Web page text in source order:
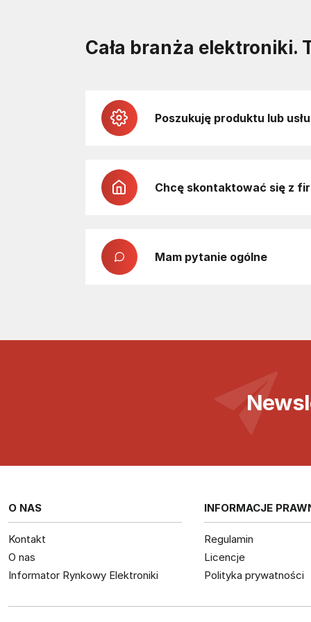
Cała branża elektroniki.
Poszukuję produktu lub
Chcę skontaktować się z
Mam pytanie ogólne
O NAS
Kontakt
O nas
Informator Rynkowy Elektroniki
INFORMACJE
Regulamin
Licencje
Polityka prywatności